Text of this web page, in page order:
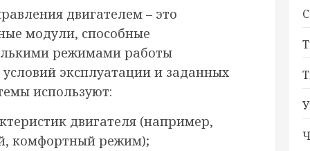
двигателем – это
модули, способные
режимами работы
условий эксплуатации и заданных
используют:
двигателя (например,
комфортный режим);